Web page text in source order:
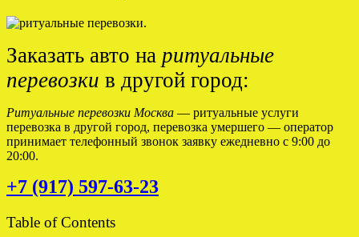
Заказать авто на ритуальные
перевозки в другой город:
Ритуальные перевозки Москва — ритуальные услуги
перевозка в другой город, перевозка умершего — оператор
принимает телефонный звонок заявку ежедневно с 9:00 до
20:00.
+7 (917) 597-63-23
Table of Contents